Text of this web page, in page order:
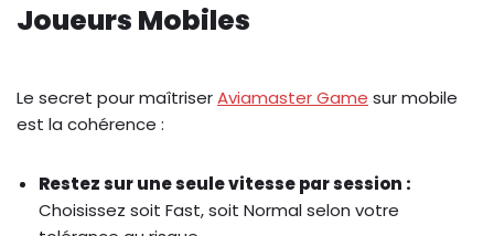
Joueurs Mobiles
Le secret pour maîtriserAviamaster Game sur mobile
est la cohérence :
Restez sur une seule vitesse par session :
Choisissez soit Fast, soit Normal selon votre